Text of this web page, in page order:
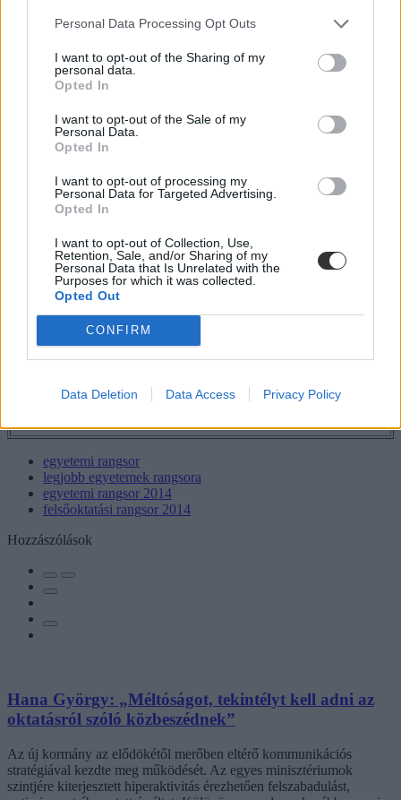
Personal Data Processing Opt Outs
I want to opt-out of the Sharing of my
personal data.
Opted In
I want to opt-out of the Sale of my
Personal Data.
Opted In
I want to opt-out of processing my
Personal Data for Targeted Advertising.
Opted In
I want to opt-out of Collection, Use,
Retention, Sale, and/or Sharing of my
Personal Data that Is Unrelated with the
Purposes for which it was collected.
Opted Out
CONFIRM
Data Deletion Data Access Privacy Policy
A brit Financial Times című napilap általános
menedzsmentismereteket nyújtó mesterszakokat rangsoroló, 2013-as
listáján a Budapesti Corvinus Egyetem vezetés és szervezés
mesterképzése a 68. helyet szerezte meg.
A Financial
Times egy másik, 2014-es listája alapján a világ legjobb MBA-
képzéséért a Harvardra kell jelentkezni:
Európai Bizottság
Az Eötvös Loránd Tudományegyetem (ELTE) fordító és tolmács
Európai Bizottság "európai mesterszintű fordítóképzés" - European
Master's in Translation - minősítését. A bizottsághoz 114 pályázat
érkezett, Magyarországról egyedül az ELTE képzése került fel a
Tetszett a cikk? Kövess minket a Facebookon is, és nem fogsz
egyetemi rangsor
legjobb egyetemek rangsora
egyetemi rangsor 2014
felsőoktatási rangsor 2014
Hozzászólások
Hana György: „Méltóságot, tekintélyt kell adni az
oktatásról szóló közbeszédnek”
Az új kormány az elődökétől merőben eltérő kommunikációs
stratégiával kezdte meg működését. Az egyes minisztériumok
szintjére kiterjesztett hiperaktivitás érezhetően felszabadulást,